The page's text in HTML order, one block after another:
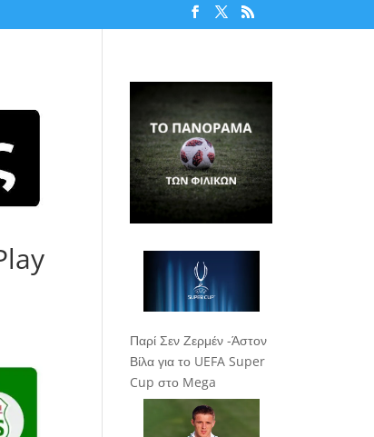
Παρί Σεν Ζερμέν -Άστον
Βίλα για το UEFA Super
Cup στο Mega